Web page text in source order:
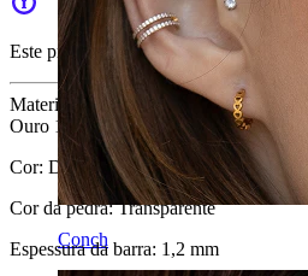
Conch
Este produto já não está disponível.
Material
Ouro 14K
Cor: Dourado
Cor da pedra:Transparente
Espessura da barra: 1,2 mm